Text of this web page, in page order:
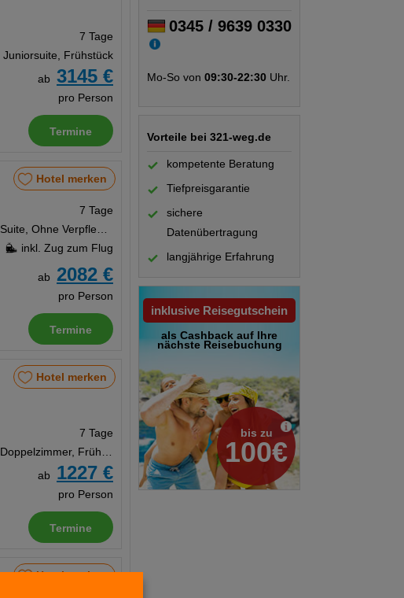
0345 / 9639 0330
Mo-So von 09:30-22:30 Uhr.
Vorteile bei 321-weg.de
kompetente Beratung
Tiefpreisgarantie
sichere
Datenübertragung
langjährige Erfahrung
inklusive Reisegutschein
als Cashback auf Ihre
nächste Reisebuchung
bis zu
100€
7 Tage
Juniorsuite, Frühstück
ab 3145 €
pro Person
Termine
Hotel merken
7 Tage
Suite, Ohne Verpflegung
inkl. Zug zum Flug
ab 2082 €
pro Person
Termine
Hotel merken
7 Tage
Doppelzimmer, Frühstück
ab
1227 €
pro Person
Termine
Hotel merken